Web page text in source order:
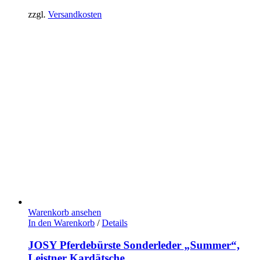
zzgl. Versandkosten
Warenkorb ansehen
In den Warenkorb / Details
JOSY Pferdebürste Sonderleder „Summer“,